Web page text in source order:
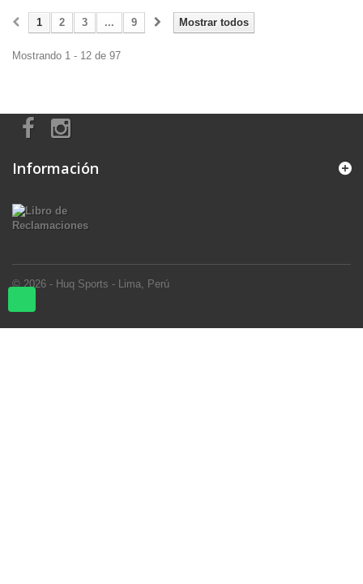
Mostrar todos
1 2 3 ... 9
Mostrando 1 - 12 de 97
Información
© 2026 - Huq Sports - Lima, Perú